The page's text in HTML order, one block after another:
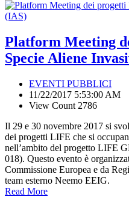
Platform Meeting
Specie Aliene
EVENTI PUBBLICI
11/22/2017 5:53:00 AM
View Count 2786
Il 29 e 30 novembre 2017 si
dei progetti LIFE che si
nell’ambito del progetto LIFE
018). Questo evento è
Commissione Europea e da
team esterno Neemo EEIG.
Read More